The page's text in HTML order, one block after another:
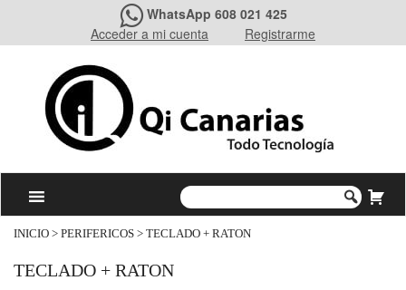
WhatsApp 608 021 425
Acceder a mi cuenta
Registrarme
INICIO > PERIFERICOS > TECLADO + RATON
TECLADO + RATON